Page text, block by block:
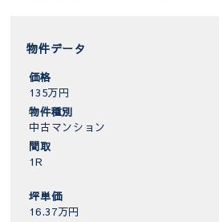
物件データ
価格
135万円
物件種別
中古マンション
間取
1R
坪単価
16.37万円